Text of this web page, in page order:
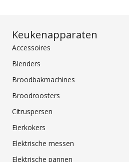
Keukenapparaten
Accessoires
Blenders
Broodbakmachines
Broodroosters
Citruspersen
Eierkokers
Elektrische messen
Elektrische pannen